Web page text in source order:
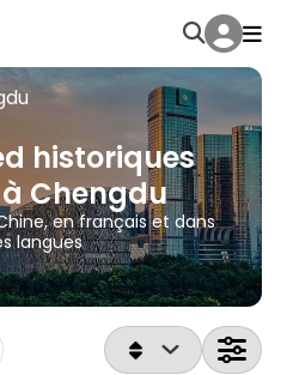
historiques
Chengdu
en français et dans
langues